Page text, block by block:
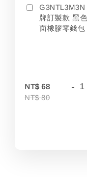
G3NTL3M3N
牌訂製款 黑
面橡膠零錢包
NT$ 68
NT$ 80
-